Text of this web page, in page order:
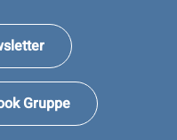
Gruppe